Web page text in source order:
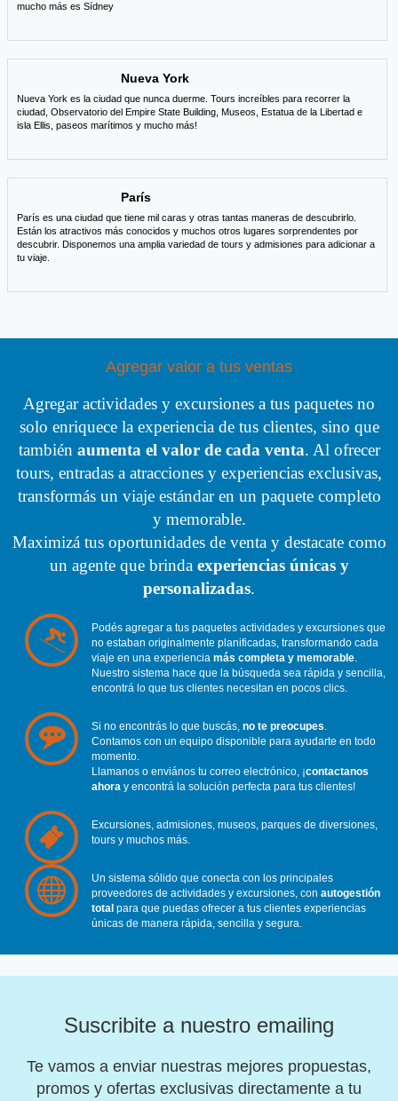
mucho más es Sídney
Nueva York
Nueva York es la ciudad que nunca duerme. Tours increíbles para recorrer la
ciudad, Observatorio del Empire State Building, Museos, Estatua de la Libertad e
isla Ellis, paseos marítimos y mucho más!
París
París es una ciudad que tiene mil caras y otras tantas maneras de descubrirlo.
Están los atractivos más conocidos y muchos otros lugares sorprendentes por
descubrir. Disponemos una amplia variedad de tours y admisiones para adicionar a
tu viaje.
Agregar valor a tus ventas
Agregar actividades y excursiones a tus paquetes no
solo enriquece la experiencia de tus clientes, sino que
también aumenta el valor de cada venta. Al ofrecer
tours, entradas a atracciones y experiencias exclusivas,
transformás un viaje estándar en un paquete completo
y memorable.
Maximizá tus oportunidades de venta y destacate como
un agente que brinda experiencias únicas y
personalizadas.
Podés agregar a tus paquetes actividades y excursiones que
no estaban originalmente planificadas, transformando cada
viaje en una experiencia más completa y memorable.
Nuestro sistema hace que la búsqueda sea rápida y sencilla,
encontrá lo que tus clientes necesitan en pocos clics.
Si no encontrás lo que buscás, no te preocupes.
Contamos con un equipo disponible para ayudarte en todo
momento.
Llamanos o enviános tu correo electrónico, ¡contactanos
ahora y encontrá la solución perfecta para tus clientes!
Excursiones, admisiones, museos, parques de diversiones,
tours y muchos más.
Un sistema sólido que conecta con los principales
proveedores de actividades y excursiones, con autogestión
total para que puedas ofrecer a tus clientes experiencias
únicas de manera rápida, sencilla y segura.
Suscribite a nuestro emailing
Te vamos a enviar nuestras mejores propuestas,
promos y ofertas exclusivas directamente a tu